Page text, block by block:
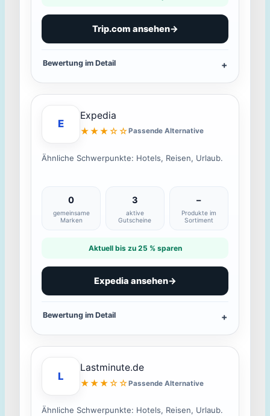
Trip.com ansehen→
Bewertung im Detail
E
Expedia
★★★☆☆Passende Alternative
Ähnliche Schwerpunkte: Hotels, Reisen, Urlaub.
0
gemeinsame
Marken
3
aktive
Gutscheine
–
Produkte im
Sortiment
Aktuell bis zu 25 % sparen
Expedia ansehen→
Bewertung im Detail
L
Lastminute.de
★★★☆☆Passende Alternative
Ähnliche Schwerpunkte: Hotels, Reisen, Urlaub.